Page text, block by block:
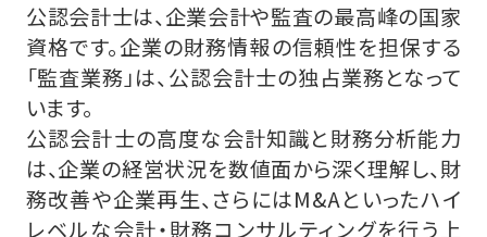
公認会計士は、企業会計や監査の最高峰の国家
資格です。企業の財務情報の信頼性を担保する
「監査業務」は、公認会計士の独占業務となって
います。
公認会計士の高度な会計知識と財務分析能力
は、企業の経営状況を数値面から深く理解し、財
務改善や企業再生、さらにはM&Aといったハイ
レベルな会計・財務コンサルティングを行う上